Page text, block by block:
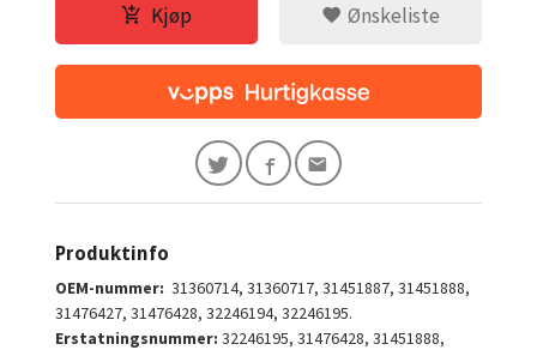
Kjøp Ønskeliste
Produktinfo
OEM-nummer: 31360714, 31360717, 31451887, 31451888,
31476427, 31476428, 32246194, 32246195.
Erstatningsnummer: 32246195, 31476428, 31451888,